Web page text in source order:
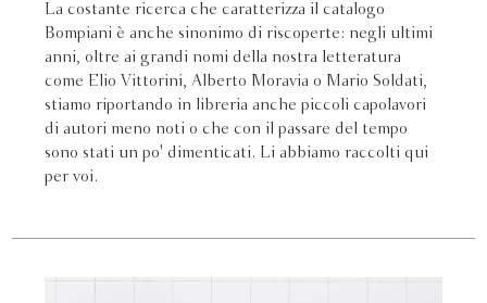
La costante ricerca che caratterizza il catalogo
Bompiani è anche sinonimo di riscoperte: negli ultimi
anni, oltre ai grandi nomi della nostra letteratura
come Elio Vittorini, Alberto Moravia o Mario Soldati,
stiamo riportando in libreria anche piccoli capolavori
di autori meno noti o che con il passare del tempo
sono stati un po' dimenticati. Li abbiamo raccolti qui
per voi.